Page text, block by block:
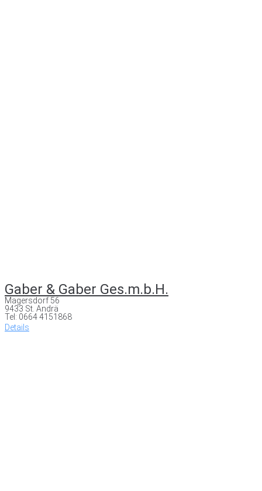
Gaber & Gaber Ges.m.b.H.
Magersdorf 56
9433 St. Andrä
Tel: 0664 4151868
Details